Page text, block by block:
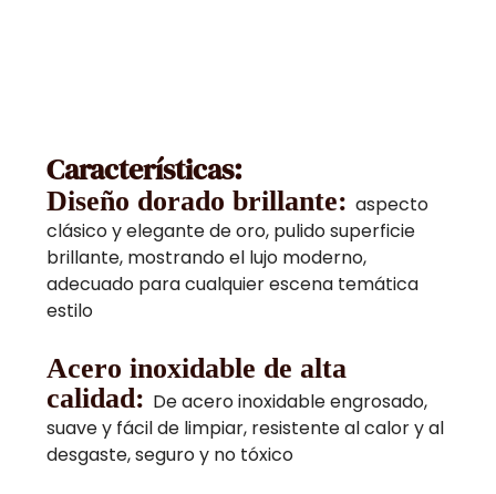
Características:
Diseño dorado brillante:aspecto
clásico y elegante de oro, pulido superficie
brillante, mostrando el lujo moderno,
adecuado para cualquier escena temática
estilo
Acero inoxidable de alta
calidad: De acero inoxidable engrosado,
suave y fácil de limpiar, resistente al calor y al
desgaste, seguro y no tóxico